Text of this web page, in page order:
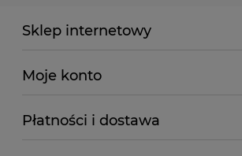
Sklep internetowy
Moje konto
Płatności i dostawa